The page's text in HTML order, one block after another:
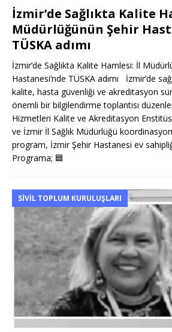
İzmir’de Sağlıkta Kalite
Müdürlüğünün Şehir
TÜSKA adımı
İzmir’de Sağlıkta Kalite Hamlesi: İl
Hastanesi’nde TÜSKA adımı İzmir’de
kalite, hasta güvenliği ve akreditasyon
önemli bir bilgilendirme toplantısı
Hizmetleri Kalite ve Akreditasyon
ve İzmir İl Sağlık Müdürlüğü
program, İzmir Şehir Hastanesi ev
Programa; 🟦
SIVIL TOPLUM KURULUŞLARI